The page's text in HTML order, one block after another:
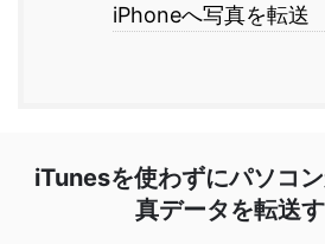
iPhoneへ写真を転送
iTunesを使わずにパソコ
真データを転送